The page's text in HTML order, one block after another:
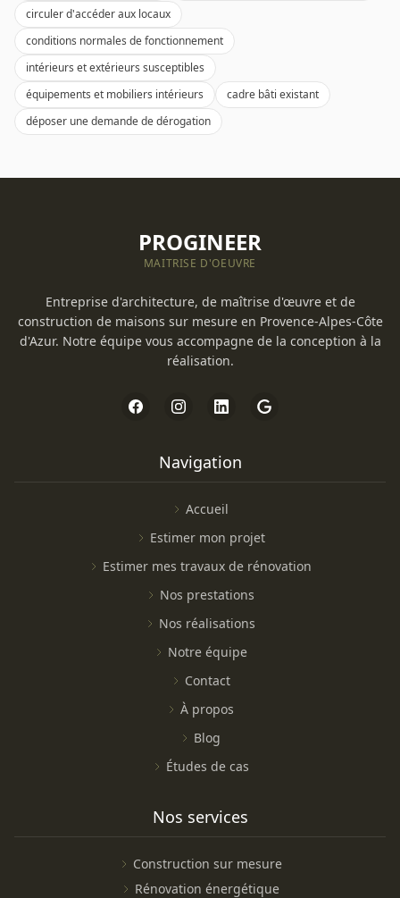
circuler d'accéder aux locaux
conditions normales de fonctionnement
intérieurs et extérieurs susceptibles
équipements et mobiliers intérieurs
cadre bâti existant
déposer une demande de dérogation
PROGINEER
MAITRISE D'OEUVRE
Entreprise d'architecture, de maîtrise d'œuvre et de
construction de maisons sur mesure en Provence-Alpes-Côte
d'Azur. Notre équipe vous accompagne de la conception à la
réalisation.
Navigation
Accueil
Estimer mon projet
Estimer mes travaux de rénovation
Nos prestations
Nos réalisations
Notre équipe
Contact
À propos
Blog
Études de cas
Nos services
Construction sur mesure
Rénovation énergétique